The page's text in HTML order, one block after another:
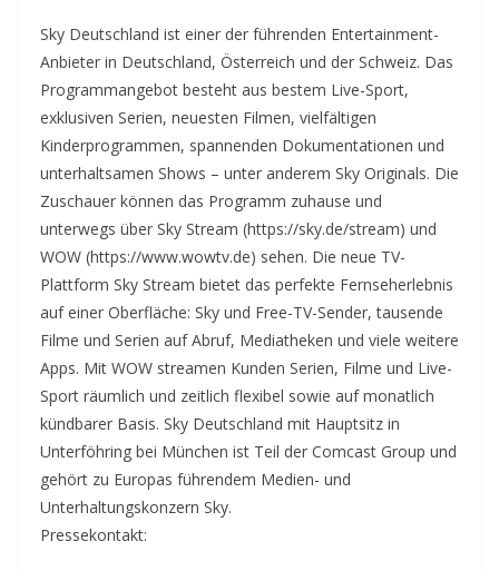
Sky Deutschland ist einer der führenden Entertainment-
Anbieter in Deutschland, Österreich und der Schweiz. Das
Programmangebot besteht aus bestem Live-Sport,
exklusiven Serien, neuesten Filmen, vielfältigen
Kinderprogrammen, spannenden Dokumentationen und
unterhaltsamen Shows – unter anderem Sky Originals. Die
Zuschauer können das Programm zuhause und
unterwegs über Sky Stream (https://sky.de/stream) und
WOW (https://www.wowtv.de) sehen. Die neue TV-
Plattform Sky Stream bietet das perfekte Fernseherlebnis
auf einer Oberfläche: Sky und Free-TV-Sender, tausende
Filme und Serien auf Abruf, Mediatheken und viele weitere
Apps. Mit WOW streamen Kunden Serien, Filme und Live-
Sport räumlich und zeitlich flexibel sowie auf monatlich
kündbarer Basis. Sky Deutschland mit Hauptsitz in
Unterföhring bei München ist Teil der Comcast Group und
gehört zu Europas führendem Medien- und
Unterhaltungskonzern Sky.
Pressekontakt: